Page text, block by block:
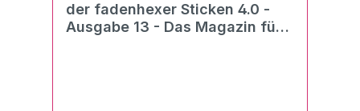
der fadenhexer Sticken 4.0 -
Ausgabe 13 - Das Magazin für